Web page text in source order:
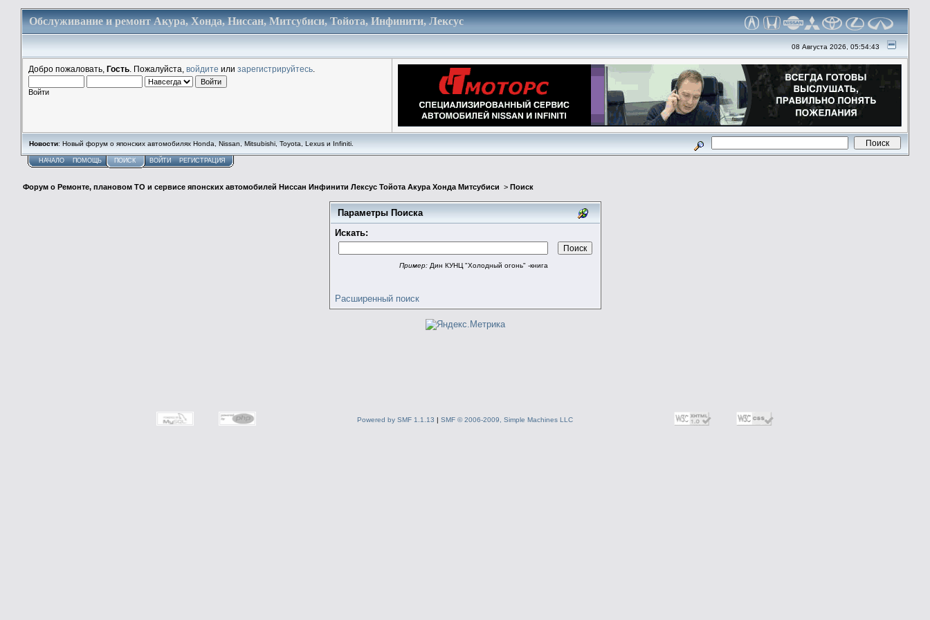
Обслуживание и ремонт Акура, Хонда, Ниссан, Митсубиси, Тойота, Инфинити, Лексус
08 Августа 2026, 05:54:43
Добро пожаловать, Гость . Пожалуйста, войдите или зарегистрируйтесь
Войти
Новости: Новый форум о японских автомобилях Honda, Nissan, Mitsubishi, Toyota, Lexus и Infiniti.
НАЧАЛО ПОМОЩЬ ПОИСК ВОЙТИ РЕГИСТРАЦИЯ
Форум о Ремонте, плановом ТО и сервисе японских автомобилей Ниссан Инфинити Лексус Тойота Акура Хонда Митсубиси > Поиск
Параметры Поиска
Искать:
Пример:Дин КУНЦ "Холодный огонь" -книга
Расширенный поиск
Powered by SMF 1.1.13 | SMF © 2006-2009, Simple Machines LLC